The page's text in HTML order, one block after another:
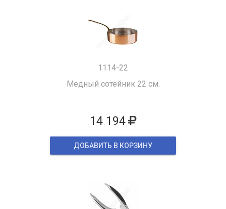
1114-22
Медный сотейник 22 см.
14 194
ДОБАВИТЬ В КОРЗИНУ